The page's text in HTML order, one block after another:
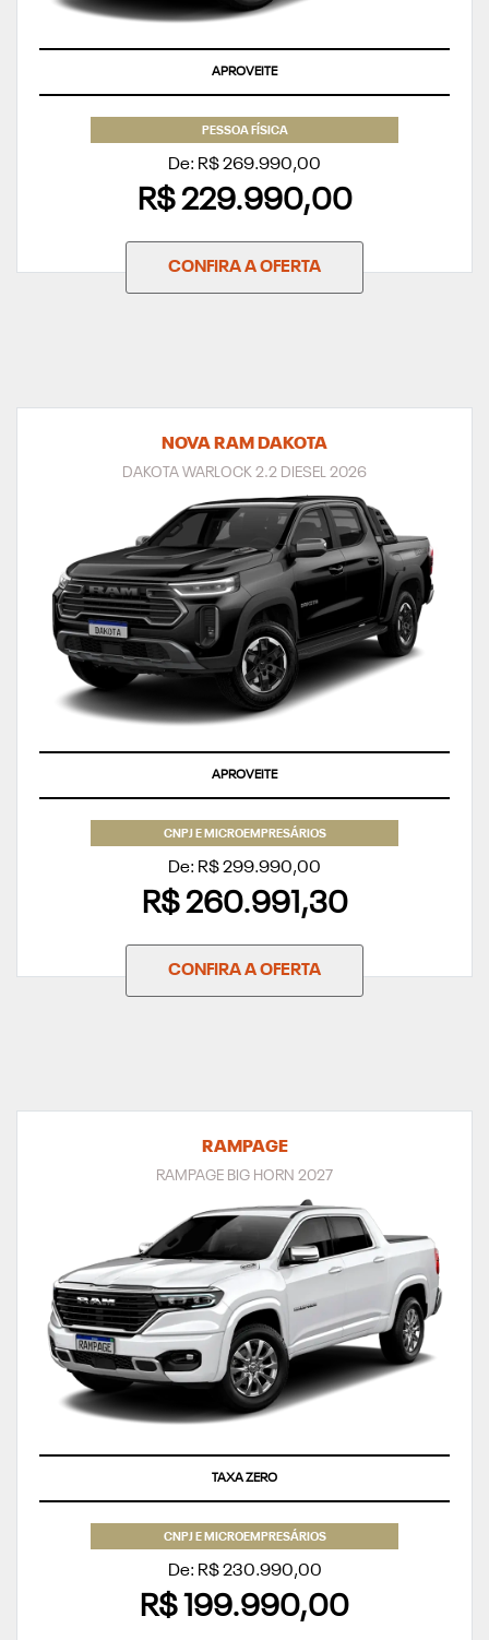
APROVEITE
PESSOA FÍSICA
De: R$ 269.990,00
R$ 229.990,00
CONFIRA A OFERTA
NOVA RAM DAKOTA
DAKOTA WARLOCK 2.2 DIESEL 2026
APROVEITE
CNPJ E MICROEMPRESÁRIOS
De: R$ 299.990,00
R$ 260.991,30
CONFIRA A OFERTA
RAMPAGE
RAMPAGE BIG HORN 2027
TAXA ZERO
CNPJ E MICROEMPRESÁRIOS
De: R$ 230.990,00
R$ 199.990,00